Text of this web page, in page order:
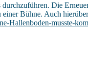
Die
Bühne. Auch
Hallenboden-musste-